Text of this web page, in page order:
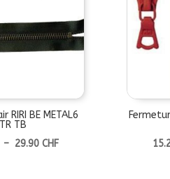
RIRI BE METAL6
TB
– 29.90 CHFPlage